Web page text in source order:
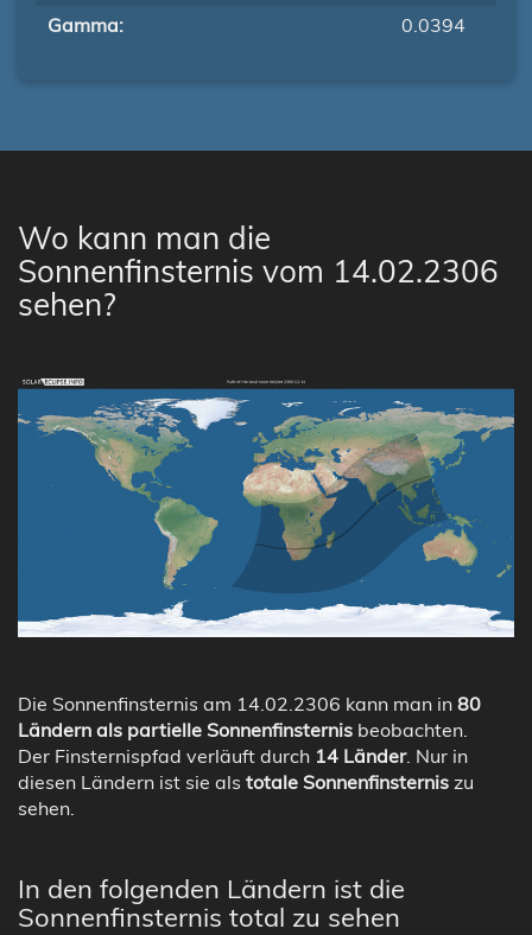
Gamma:
0.0394
Wo kann man die
Sonnenfinsternis vom 14.02.2306
sehen?
Die Sonnenfinsternis am 14.02.2306 kann man in 80
Ländern als partielle Sonnenfinsternis beobachten.
Der Finsternispfad verläuft durch 14 Länder. Nur in
diesen Ländern ist sie als totale Sonnenfinsternis zu
sehen.
In den folgenden Ländern ist die
Sonnenfinsternis total zu sehen